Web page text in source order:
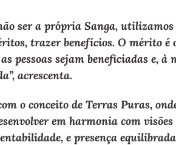
ser a própria Sanga,
trazer benefícios. O mérito é
pessoas sejam beneficiadas e, à
acrescenta.
o conceito de Terras Puras,
em harmonia com
e presença